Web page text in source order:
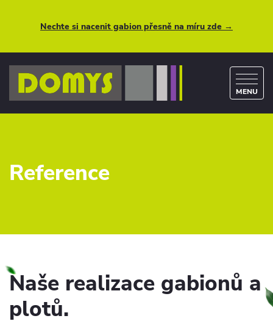
Nechte si nacenit gabion přesně na míru zde →
MENU
Reference
Naše realizace gabionů a
plotů.